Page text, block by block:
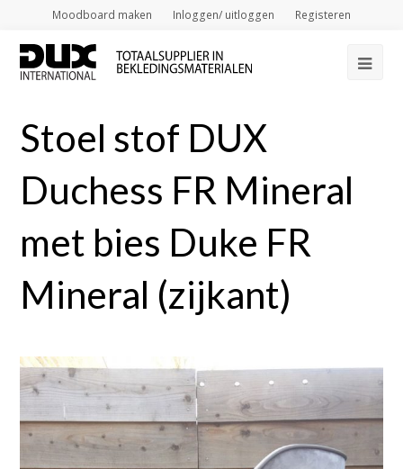
Moodboard maken Inloggen/ uitloggen Registeren
Stoel stof DUX
Duchess FR Mineral
met bies Duke FR
Mineral (zijkant)